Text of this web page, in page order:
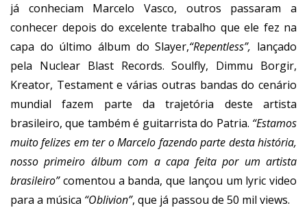
já conheciam Marcelo Vasco, outros passaram a
conhecer depois do excelente trabalho que ele fez na
capa do último álbum do Slayer,“Repentless”, lançado
pela Nuclear Blast Records. Soulfly, Dimmu Borgir,
Kreator, Testament e várias outras bandas do cenário
mundial fazem parte da trajetória deste artista
brasileiro, que também é guitarrista do Patria. “Estamos
muito felizes em ter o Marcelo fazendo parte desta história,
nosso primeiro álbum com a capa feita por um artista
brasileiro”comentou a banda, que lançou um lyric video
para a música “Oblivion”, que já passou de 50 mil views.